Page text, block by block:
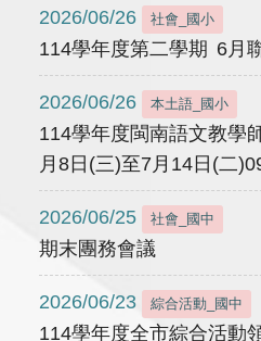
2026/06/26 社會_國小
114學年度第二學期 6月
2026/06/26 本土語_國小
114學年度閩南語文教學
月8日(三)至7月14日(二
2026/06/25 社會_國中
期末團務會議
2026/06/23 綜合活動_國中
114學年度全市綜合活動